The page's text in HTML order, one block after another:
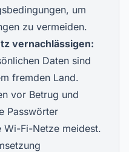
um
zu vermeiden.
vernachlässigen:
Daten sind
fremden Land.
vor Betrug und
Passwörter
Fi-Netze meidest.